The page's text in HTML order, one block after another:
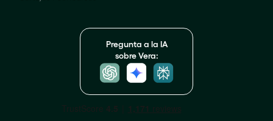
Pregunta a la IA
sobre Vera: